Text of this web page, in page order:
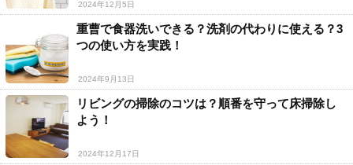
2024年12月5日
重曹で食器洗いできる？洗剤の代わりに使える？3
つの使い方を実践！
2024年9月13日
リビングの掃除のコツは？順番を守って床掃除し
よう！
2024年12月17日